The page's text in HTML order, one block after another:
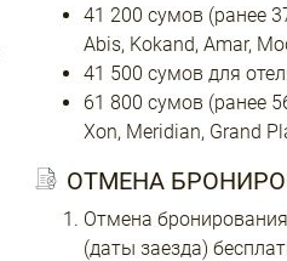
41 200 сумов (ранее
Abis, Kokand, Amar,
41 500 сумов для
61 800 сумов (ранее
Xon, Meridian, Grand
ОТМЕНА
Отмена
(даты заезда)